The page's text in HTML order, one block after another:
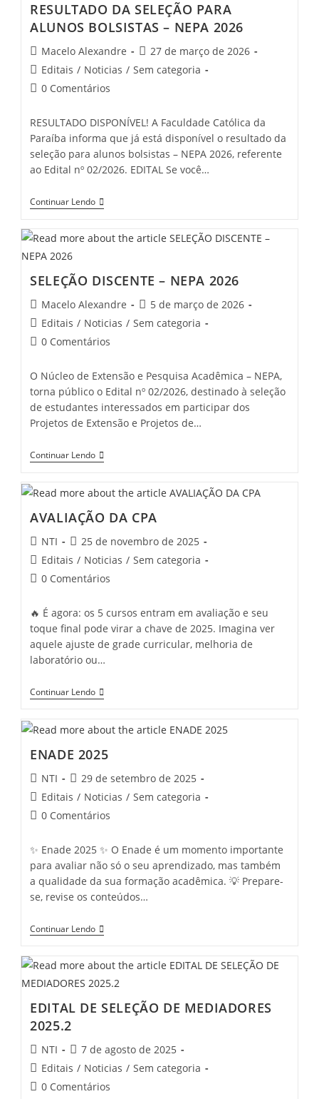
RESULTADO DA SELEÇÃO PARA
ALUNOS BOLSISTAS – NEPA 2026
Macelo Alexandre
27 de março de 2026
Editais / Noticias / Sem categoria
0 Comentários
RESULTADO DISPONÍVEL! A Faculdade Católica da
Paraíba informa que já está disponível o resultado da
seleção para alunos bolsistas – NEPA 2026, referente
ao Edital nº 02/2026. EDITAL Se você…
Continuar Lendo
SELEÇÃO DISCENTE – NEPA 2026
Macelo Alexandre
5 de março de 2026
Editais / Noticias / Sem categoria
0 Comentários
O Núcleo de Extensão e Pesquisa Acadêmica – NEPA,
torna público o Edital nº 02/2026, destinado à seleção
de estudantes interessados em participar dos
Projetos de Extensão e Projetos de…
Continuar Lendo
AVALIAÇÃO DA CPA
NTI
25 de novembro de 2025
Editais / Noticias / Sem categoria
0 Comentários
🔥 É agora: os 5 cursos entram em avaliação e seu
toque final pode virar a chave de 2025. Imagina ver
aquele ajuste de grade curricular, melhoria de
laboratório ou…
Continuar Lendo
ENADE 2025
NTI
29 de setembro de 2025
Editais / Noticias / Sem categoria
0 Comentários
✨ Enade 2025 ✨ O Enade é um momento importante
para avaliar não só o seu aprendizado, mas também
a qualidade da sua formação acadêmica. 💡 Prepare-
se, revise os conteúdos…
Continuar Lendo
EDITAL DE SELEÇÃO DE MEDIADORES
2025.2
NTI
7 de agosto de 2025
Editais / Noticias / Sem categoria
0 Comentários